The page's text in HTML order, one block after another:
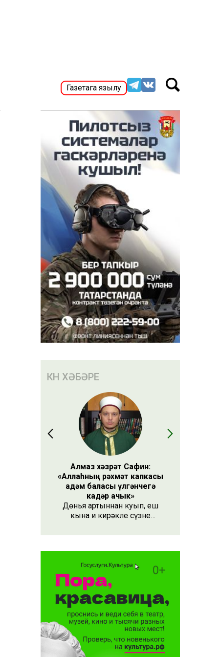
Газетага язылу
КӨН ХӘБӘРЕ
Алмаз хәзрәт Сафин:
«Аллаһның рәхмәт капкасы
адәм баласы үлгәнчегә
кадәр ачык»
Дөнья артыннан куып, еш
кына иң кирәкле сүзне
сүзе бу. Әлеге сүзне күршең
тиешле, чөнки кеше бөтен
яшәеше, барлыгы белән Аңа
бурычлы.